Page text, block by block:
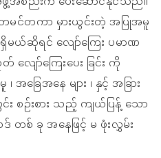
မင်တကာ မှားယွင်းတဲ့ အပြုအမူ
ယ်ဆိုရင် လျော်ကြေး ပမာဏ
ော်ကြေးပေး ခြင်း ကို
ခြေအနေ များ ၊ နှင့် အခြား
စဉ်းစား သည့် ကျယ်ပြန့် သော
တစ် ခု အနေဖြင့် မ ဖုံးလွှမ်း